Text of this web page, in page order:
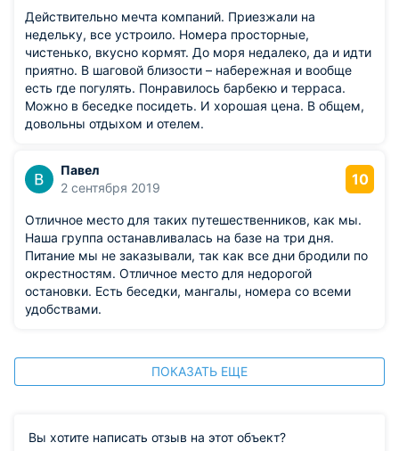
Действительно мечта компаний. Приезжали на
недельку, все устроило. Номера просторные,
чистенько, вкусно кормят. До моря недалеко, да и идти
приятно. В шаговой близости – набережная и вообще
есть где погулять. Понравилось барбекю и терраса.
Можно в беседке посидеть. И хорошая цена. В общем,
довольны отдыхом и отелем.
Павел
2 сентября 2019
10
Отличное место для таких путешественников, как мы.
Наша группа останавливалась на базе на три дня.
Питание мы не заказывали, так как все дни бродили по
окрестностям. Отличное место для недорогой
остановки. Есть беседки, мангалы, номера со всеми
удобствами.
ПОКАЗАТЬ ЕЩЕ
Вы хотите написать отзыв на этот объект?